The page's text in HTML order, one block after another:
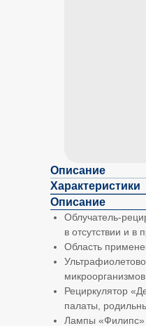
Описание
Характеристики
Описание
Облучатель-
в отсутствии и в
Область
Рециркулятор
палаты,
Лампы